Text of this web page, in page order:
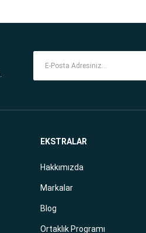
EKSTRALAR
Hakkımızda
Markalar
Blog
Ortaklık Programı